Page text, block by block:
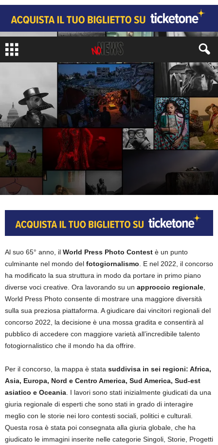
ARTI ARTE E DESIGN
Al suo 65° anno, il World Press Photo Contest è un punto
culminante nel mondo del fotogiornalismo
E nel 2022, il concorso
ha modificato la sua struttura in modo da portare in primo piano
diverse voci creative. Ora lavorando su un approccio regionale
World Press Photo consente di mostrare una maggiore diversità
sulla sua preziosa piattaforma. A giudicare dai vincitori regionali del
concorso 2022, la decisione è una mossa gradita e consentirà al
pubblico di accedere con maggiore varietà all’incredibile talento
fotogiornalistico che il mondo ha da offrire.
Per il concorso, la mappa è stata suddivisa in sei regioni: Africa,
Asia, Europa, Nord e Centro America, Sud America, Sud-est
asiatico e Oceania . I lavori sono stati inizialmente giudicati da una
giuria regionale di esperti che sono stati in grado di interagire
meglio con le storie nei loro contesti sociali, politici e culturali.
Questa rosa è stata poi consegnata alla giuria globale, che ha
giudicato le immagini inserite nelle categorie Singoli, Storie, Progetti